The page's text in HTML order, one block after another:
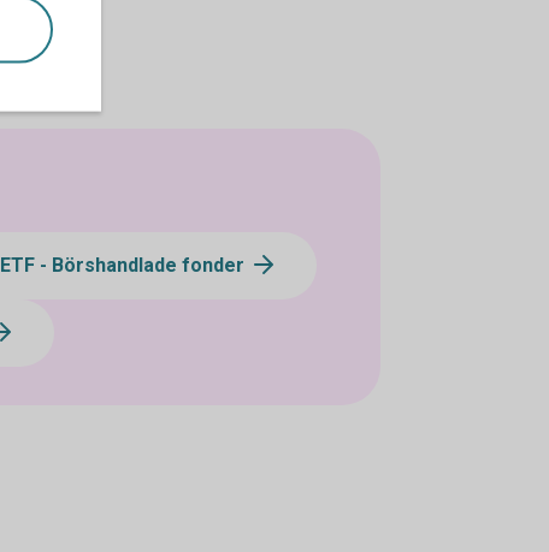
ETF - Börshandlade fonder